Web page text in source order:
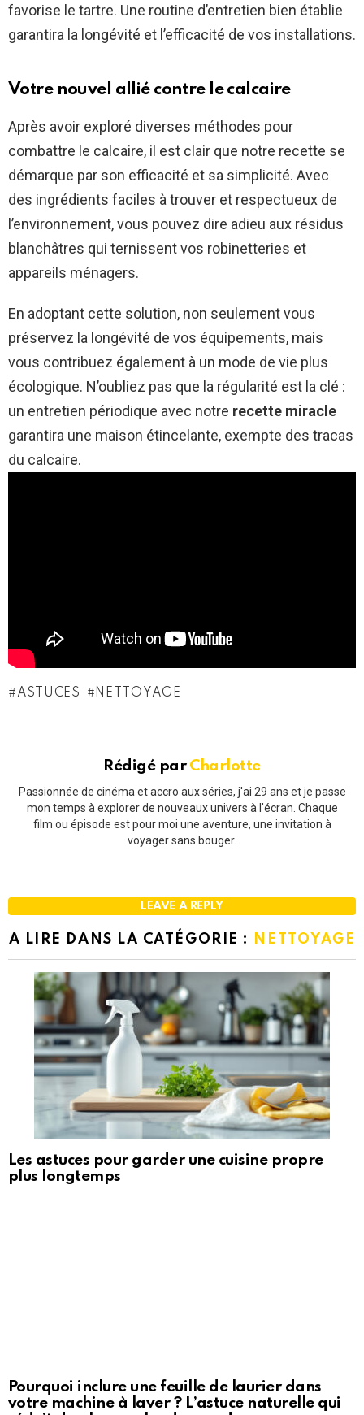
favorise le tartre. Une routine d’entretien bien établie
garantira la longévité et l’efficacité de vos installations.
Votre nouvel allié contre le calcaire
Après avoir exploré diverses méthodes pour
combattre le calcaire, il est clair que notre recette se
démarque par son efficacité et sa simplicité. Avec
des ingrédients faciles à trouver et respectueux de
l’environnement, vous pouvez dire adieu aux résidus
blanchâtres qui ternissent vos robinetteries et
appareils ménagers.
En adoptant cette solution, non seulement vous
préservez la longévité de vos équipements, mais
vous contribuez également à un mode de vie plus
écologique. N’oubliez pas que la régularité est la clé :
un entretien périodique avec notre recette miracle
garantira une maison étincelante, exempte des tracas
du calcaire.
ASTUCES NETTOYAGE
Rédigé par Charlotte
Passionnée de cinéma et accro aux séries, j'ai 29 ans et je passe
mon temps à explorer de nouveaux univers à l'écran. Chaque
film ou épisode est pour moi une aventure, une invitation à
voyager sans bouger.
LEAVE A REPLY
A LIRE DANS LA CATÉGORIE : NETTOYAGE
Les astuces pour garder une cuisine propre
plus longtemps
Pourquoi inclure une feuille de laurier dans
votre machine à laver ? L’astuce naturelle qui